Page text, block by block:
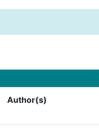
Author(s)